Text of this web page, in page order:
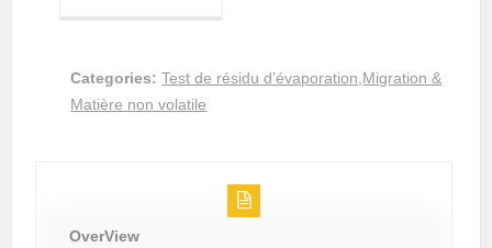
Categories: Test de résidu d’évaporation Migration &
Matière non volatile
OverView